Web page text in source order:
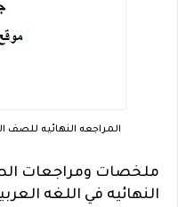
المراجعه النهائيه للصف
ملخصات ومراجعات
النهائيه في اللغه